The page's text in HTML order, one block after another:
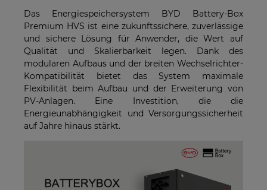
Das Energiespeichersystem BYD Battery-Box
Premium HVS ist eine zukunftssichere, zuverlässige
und sichere Lösung für Anwender, die Wert auf
Qualität und Skalierbarkeit legen. Dank des
modularen Aufbaus und der breiten Wechselrichter-
Kompatibilität bietet das System maximale
Flexibilität beim Aufbau und der Erweiterung von
PV-Anlagen. Eine Investition, die die
Energieunabhängigkeit und Versorgungssicherheit
auf Jahre hinaus stärkt.